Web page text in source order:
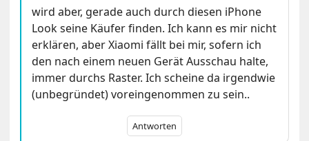
wird aber, gerade auch durch diesen iPhone
Look seine Käufer finden. Ich kann es mir nicht
erklären, aber Xiaomi fällt bei mir, sofern ich
den nach einem neuen Gerät Ausschau halte,
immer durchs Raster. Ich scheine da irgendwie
(unbegründet) voreingenommen zu sein..
Antworten